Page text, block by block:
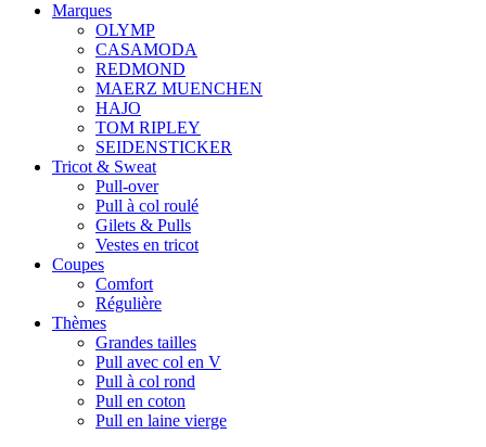
Marques
OLYMP
CASAMODA
REDMOND
MAERZ MUENCHEN
HAJO
TOM RIPLEY
SEIDENSTICKER
Tricot & Sweat
Pull-over
Pull à col roulé
Gilets & Pulls
Vestes en tricot
Coupes
Comfort
Régulière
Thèmes
Grandes tailles
Pull avec col en V
Pull à col rond
Pull en coton
Pull en laine vierge